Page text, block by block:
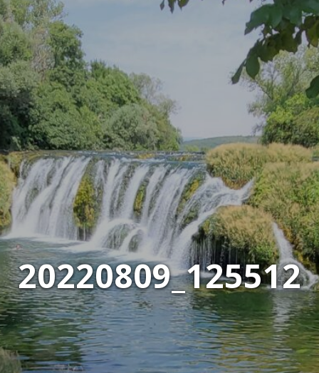
20220809_125512